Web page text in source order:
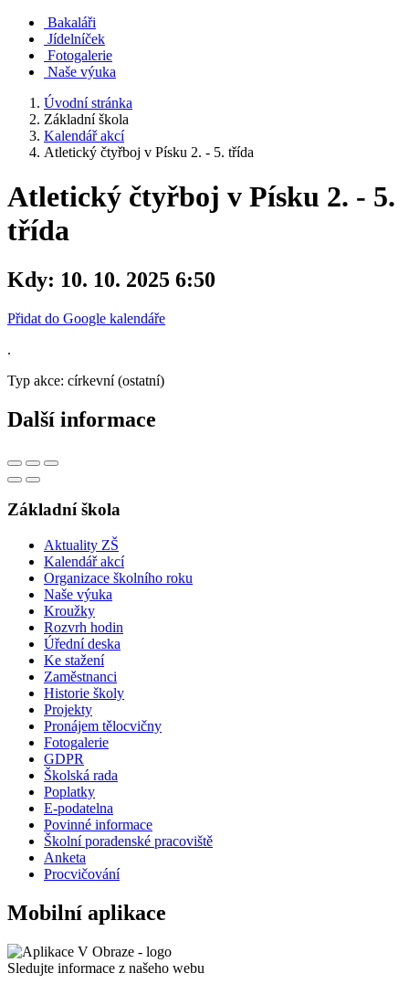
Bakaláři
Jídelníček
Fotogalerie
Naše výuka
Úvodní stránka
Základní škola
Kalendář akcí
Atletický čtyřboj v Písku 2. - 5. třída
Atletický čtyřboj v Písku 2. - 5.
třída
Kdy: 10. 10. 2025 6:50
Přidat do Google kalendáře
.
Typ akce: církevní (ostatní)
Další informace
Základní škola
Aktuality ZŠ
Kalendář akcí
Organizace školního roku
Naše výuka
Kroužky
Rozvrh hodin
Úřední deska
Ke stažení
Zaměstnanci
Historie školy
Projekty
Pronájem tělocvičny
Fotogalerie
GDPR
Školská rada
Poplatky
E-podatelna
Povinné informace
Školní poradenské pracoviště
Anketa
Procvičování
Mobilní aplikace
Sledujte informace z našeho webu